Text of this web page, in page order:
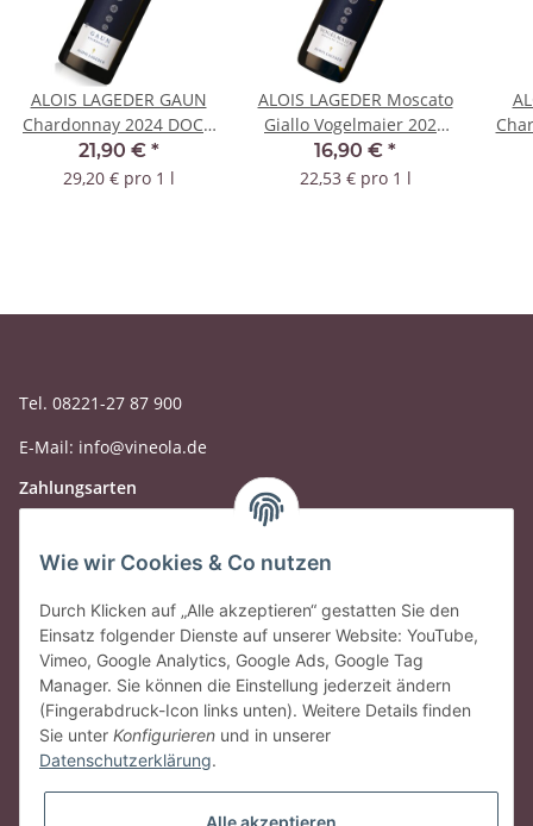
ALOIS LAGEDER GAUN
Chardonnay 2024 DOC -
BIO
21,90 € *
29,20 € pro 1 l
ALOIS LAGEDER Moscato
Giallo Vogelmaier 2022
IGT - BIO
16,90 € *
22,53 € pro 1 l
Tel. 08221-27 87 900
E-Mail: info@vineola.de
Zahlungsarten
Wie wir Cookies & Co nutzen
Durch Klicken auf „Alle akzeptieren“ gestatten Sie den
Einsatz folgender Dienste auf unserer Website: YouTube,
Vimeo, Google Analytics, Google Ads, Google Tag
Manager. Sie können die Einstellung jederzeit ändern
(Fingerabdruck-Icon links unten). Weitere Details finden
Sie unter Konfigurieren und in unserer
Datenschutzerklärung.
Alle akzeptieren